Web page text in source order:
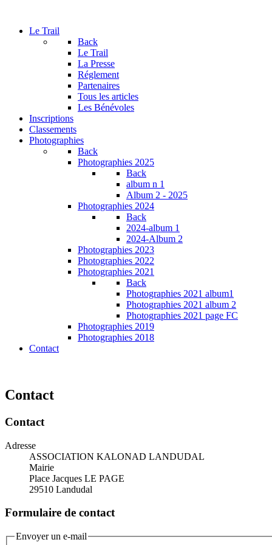
Le Trail
Back
Le Trail
La Presse
Réglement
Partenaires
Tous les articles
Les Bénévoles
Inscriptions
Classements
Photographies
Back
Photographies 2025
Back
album n 1
Album 2 - 2025
Photographies 2024
Back
2024-album 1
2024-Album 2
Photographies 2023
Photographies 2022
Photographies 2021
Back
Photographies 2021 album1
Photographies 2021 album 2
Photographies 2021 page FC
Photographies 2019
Photographies 2018
Contact
Contact
Contact
Adresse
ASSOCIATION KALONAD LANDUDAL
Mairie
Place Jacques LE PAGE
29510 Landudal
Formulaire de contact
Envoyer un e-mail